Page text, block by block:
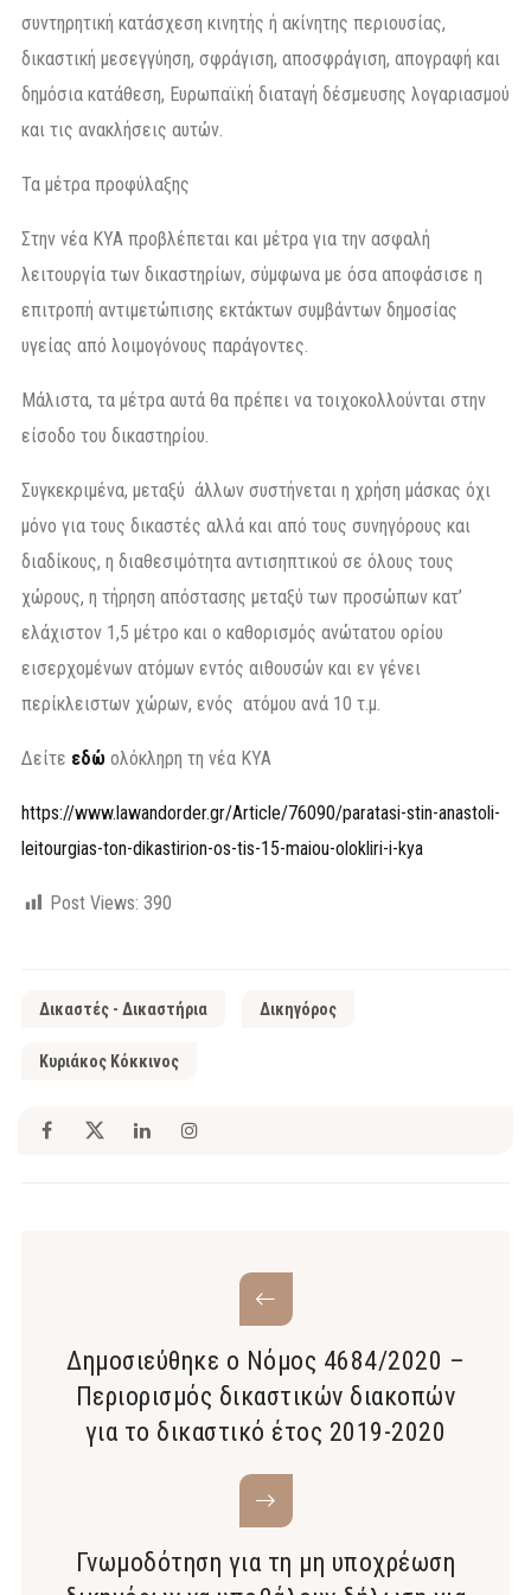
συντηρητική κατάσχεση κινητής ή ακίνητης περιουσίας,
δικαστική μεσεγγύηση, σφράγιση, αποσφράγιση, απογραφή και
δημόσια κατάθεση, Ευρωπαϊκή διαταγή δέσμευσης λογαριασμού
και τις ανακλήσεις αυτών.
Τα μέτρα προφύλαξης
Στην νέα ΚΥΑ προβλέπεται και μέτρα για την ασφαλή
λειτουργία των δικαστηρίων, σύμφωνα με όσα αποφάσισε η
επιτροπή αντιμετώπισης εκτάκτων συμβάντων δημοσίας
υγείας από λοιμογόνους παράγοντες.
Μάλιστα, τα μέτρα αυτά θα πρέπει να τοιχοκολλούνται στην
είσοδο του δικαστηρίου.
Συγκεκριμένα, μεταξύ άλλων συστήνεται η χρήση μάσκας όχι
μόνο για τους δικαστές αλλά και από τους συνηγόρους και
διαδίκους, η διαθεσιμότητα αντισηπτικού σε όλους τους
χώρους, η τήρηση απόστασης μεταξύ των προσώπων κατ’
ελάχιστον 1,5 μέτρο και ο καθορισμός ανώτατου ορίου
εισερχομένων ατόμων εντός αιθουσών και εν γένει
περίκλειστων χώρων, ενός ατόμου ανά 10 τ.μ.
Δείτε εδώ ολόκληρη τη νέα ΚΥΑ
https://www.lawandorder.gr/Article/76090/paratasi-stin-anastoli-
leitourgias-ton-dikastirion-os-tis-15-maiou-olokliri-i-kya
Post Views: 390
Δικαστές - Δικαστήρια Δικηγόρος
Κυριάκος Κόκκινος
Δημοσιεύθηκε ο Νόμος 4684/2020 –
Περιορισμός δικαστικών διακοπών
για το δικαστικό έτος 2019-2020
Γνωμοδότηση για τη μη υποχρέωση